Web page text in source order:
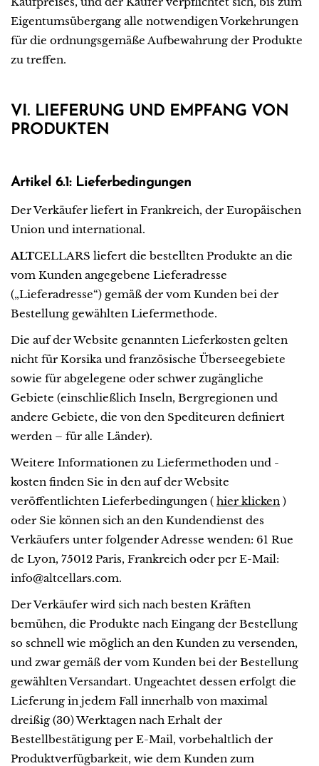
Eigentumsübergang alle notwendigen Vorkehrungen
für die ordnungsgemäße Aufbewahrung der Produkte
zu treffen.
VI. LIEFERUNG UND EMPFANG VON
PRODUKTEN
Artikel 6.1: Lieferbedingungen
Der Verkäufer liefert in Frankreich, der Europäischen
Union und international.
ALTCELLARS liefert die bestellten Produkte an die
vom Kunden angegebene Lieferadresse
(„Lieferadresse“) gemäß der vom Kunden bei der
Bestellung gewählten Liefermethode.
Die auf der Website genannten Lieferkosten gelten
nicht für Korsika und französische Überseegebiete
sowie für abgelegene oder schwer zugängliche
Gebiete (einschließlich Inseln, Bergregionen und
andere Gebiete, die von den Spediteuren definiert
werden – für alle Länder).
Weitere Informationen zu Liefermethoden und -
kosten finden Sie in den auf der Website
veröffentlichten Lieferbedingungen ( hier klicken )
oder Sie können sich an den Kundendienst des
Verkäufers unter folgender Adresse wenden: 61 Rue
de Lyon, 75012 Paris, Frankreich oder per E-Mail:
info@altcellars.com.
Der Verkäufer wird sich nach besten Kräften
bemühen, die Produkte nach Eingang der Bestellung
so schnell wie möglich an den Kunden zu versenden,
und zwar gemäß der vom Kunden bei der Bestellung
gewählten Versandart. Ungeachtet dessen erfolgt die
Lieferung in jedem Fall innerhalb von maximal
dreißig (30) Werktagen nach Erhalt der
Bestellbestätigung per E-Mail, vorbehaltlich der
Produktverfügbarkeit, wie dem Kunden zum